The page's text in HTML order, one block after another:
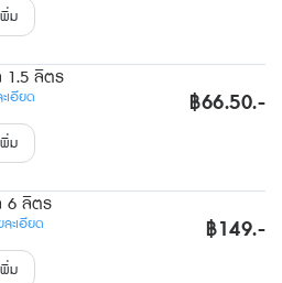
ม
1.5 ลิตร
เอียด ฿66.50.-
ม
6 ลิตร
ะเอียด ฿149.-
ม